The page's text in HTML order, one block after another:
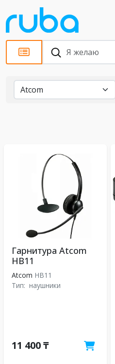
Бренды
Гарнитура Atcom
HB11
Atcom HB11
Тип: наушники
11 400 ₸